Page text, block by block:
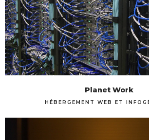
Planet Work
HÉBERGEMENT WEB ET